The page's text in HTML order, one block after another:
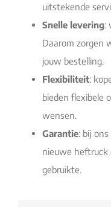
uitstekende
Snelle levering:
Daarom zorgen
jouw bestelling.
Flexibiliteit:
bieden flexibele
wensen.
Garantie: bij
nieuwe heftruck
gebruikte.